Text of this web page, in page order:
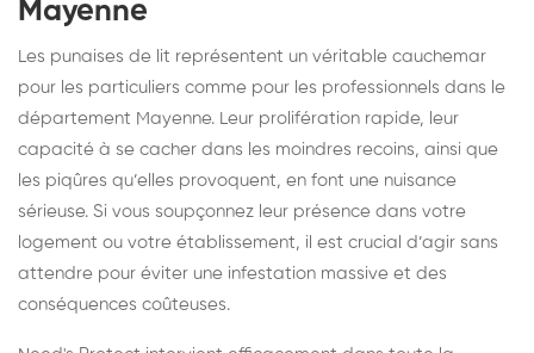
Mayenne
Les punaises de lit représentent un véritable cauchemar
pour les particuliers comme pour les professionnels dans le
département Mayenne. Leur prolifération rapide, leur
capacité à se cacher dans les moindres recoins, ainsi que
les piqûres qu’elles provoquent, en font une nuisance
sérieuse. Si vous soupçonnez leur présence dans votre
logement ou votre établissement, il est crucial d’agir sans
attendre pour éviter une infestation massive et des
conséquences coûteuses.